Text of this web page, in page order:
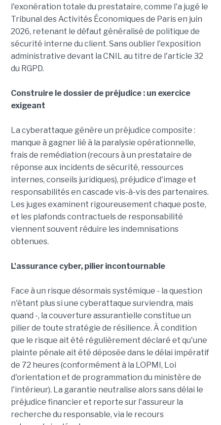
l'exonération totale du prestataire, comme l'a jugé le
Tribunal des Activités Économiques de Paris en juin
2026, retenant le défaut généralisé de politique de
sécurité interne du client. Sans oublier l'exposition
administrative devant la CNIL au titre de l'article 32
du RGPD.
Construire le dossier de préjudice : un exercice
exigeant
La cyberattaque génère un préjudice composite :
manque à gagner lié à la paralysie opérationnelle,
frais de remédiation (recours à un prestataire de
réponse aux incidents de sécurité, ressources
internes, conseils juridiques), préjudice d'image et
responsabilités en cascade vis-à-vis des partenaires.
Les juges examinent rigoureusement chaque poste,
et les plafonds contractuels de responsabilité
viennent souvent réduire les indemnisations
obtenues.
L'assurance cyber, pilier incontournable
Face à un risque désormais systémique - la question
n'étant plus si une cyberattaque surviendra, mais
quand -, la couverture assurantielle constitue un
pilier de toute stratégie de résilience. À condition
que le risque ait été régulièrement déclaré et qu'une
plainte pénale ait été déposée dans le délai impératif
de 72 heures (conformément à la LOPMI, Loi
d'orientation et de programmation du ministère de
l'intérieur). La garantie neutralise alors sans délai le
préjudice financier et reporte sur l'assureur la
recherche du responsable, via le recours